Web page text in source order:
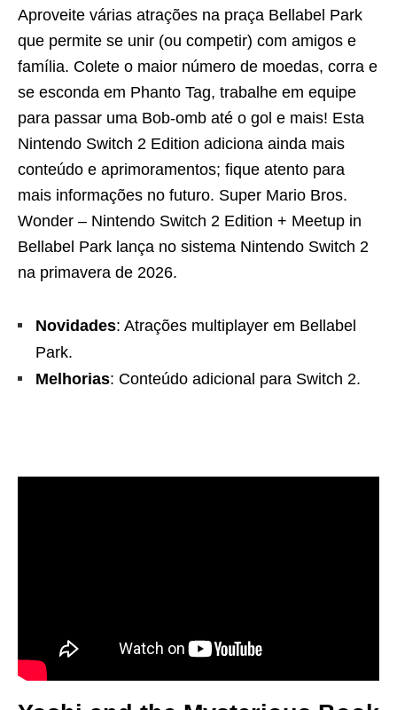
Aproveite várias atrações na praça Bellabel Park
que permite se unir (ou competir) com amigos e
família. Colete o maior número de moedas, corra e
se esconda em Phanto Tag, trabalhe em equipe
para passar uma Bob-omb até o gol e mais! Esta
Nintendo Switch 2 Edition adiciona ainda mais
conteúdo e aprimoramentos; fique atento para
mais informações no futuro. Super Mario Bros.
Wonder – Nintendo Switch 2 Edition + Meetup in
Bellabel Park lança no sistema Nintendo Switch 2
na primavera de 2026.
Novidades: Atrações multiplayer em Bellabel
Park.
Melhorias: Conteúdo adicional para Switch 2.